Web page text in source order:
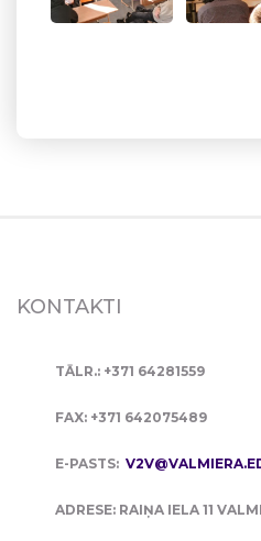
KONTAKTI
TĀLR.: +371 64281559
FAX: +371 642075489
E-PASTS:
ADRESE: RAIŅA IELA 11